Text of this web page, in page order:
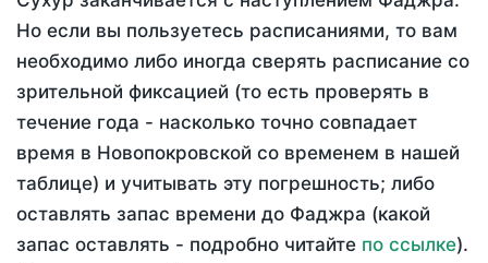
Но если вы пользуетесь расписаниями, то вам
необходимо либо иногда сверять расписание со
зрительной фиксацией (то есть проверять в
течение года - насколько точно совпадает
время в Новопокровской со временем в нашей
таблице) и учитывать эту погрешность; либо
оставлять запас времени до Фаджра (какой
запас оставлять - подробно читайте по ссылке).